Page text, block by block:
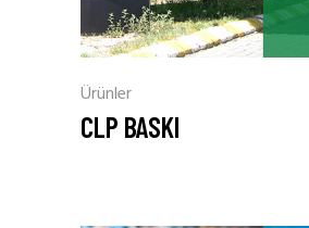
Ürünler
CLP BASKI